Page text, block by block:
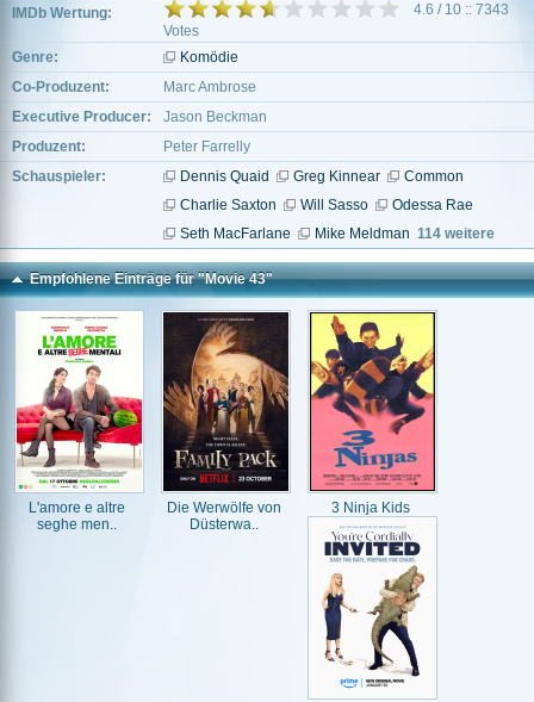
IMDb Wertung:
4.6 / 10 :: 7343
Votes
Genre:
Komödie
Co-Produzent:
Marc Ambrose
Executive Producer:
Jason Beckman
Produzent:
Peter Farrelly
Schauspieler:
Dennis Quaid Greg Kinnear
Common
Charlie Saxton
Will Sasso
Odessa Rae
Seth MacFarlane
Mike Meldman 114 weitere
Empfohlene Einträge für "Movie 43"
L'amore e altre
seghe men..
Die Werwölfe von
Düsterwa..
3 Ninja Kids